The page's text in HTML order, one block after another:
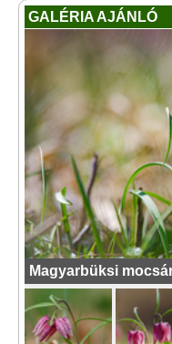
GALÉRIA AJÁNLÓ
Magyarbüksi